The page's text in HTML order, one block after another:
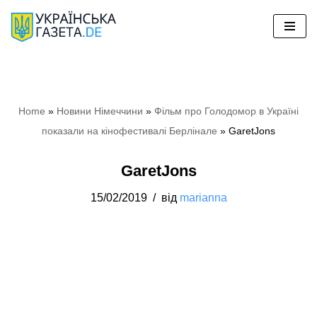
Перейти
Home » Новини Німеччини » Фільм про Голодомор в Україні
показали на кінофестивалі Берлінале » GaretJons
GaretJons
15/02/2019 від marianna